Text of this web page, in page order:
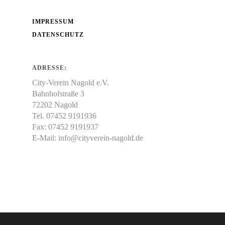
IMPRESSUM
DATENSCHUTZ
ADRESSE:
City-Verein Nagold e.V.
Bahnhofstraße 3
72202 Nagold
Tel. 07452 9191936
Fax: 07452 9191937
E-Mail: info@cityverein-nagold.de